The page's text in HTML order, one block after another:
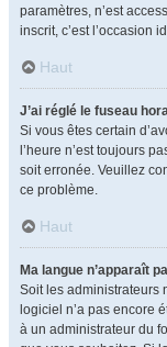
paramètres, n’est
inscrit, c’est l’occasion
Haut
J’ai réglé le fuseau
Si vous êtes certain
l’heure n’est toujours
soit erronée. Veuillez
ce problème.
Haut
Ma langue n’apparaît
Soit les administrateurs
logiciel n’a pas encore
à un administrateur du